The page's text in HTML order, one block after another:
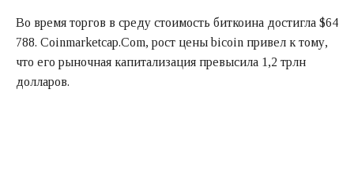
Во время торгов в среду стоимость биткоина достигла $64
788. Coinmarketcap.Com, рост цены bicoin привел к тому,
что его рыночная капитализация превысила 1,2 трлн
долларов.